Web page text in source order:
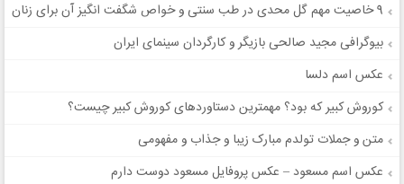
9 خاصیت مهم گل محدی در طب سنتی و خواص شگفت انگیز آن برای زنان
بیوگرافی مجید صالحی بازیگر و کارگردان سینمای ایران
عکس اسم دلسا
کوروش کبیر که بود؟ مهمترین دستاوردهای کوروش کبیر چیست؟
متن و جملات تولدم مبارک زیبا و جذاب و مفهومی
عکس اسم مسعود – عکس پروفایل مسعود دوست دارم